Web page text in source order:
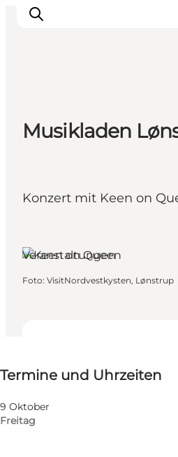
Inspiration
Regionen
Reiseplanung
Musikladen
Konzert mit Keen on
Termine und Uhrzeiten
9 Oktober
Freitag
Website besuchen
Veranstaltungen
Foto: VisitNordvestkysten, Lønstrup